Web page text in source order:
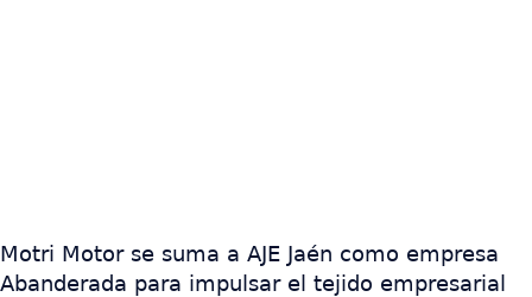
Motri Motor se suma a AJE Jaén como empresa
Abanderada para impulsar el tejido empresarial